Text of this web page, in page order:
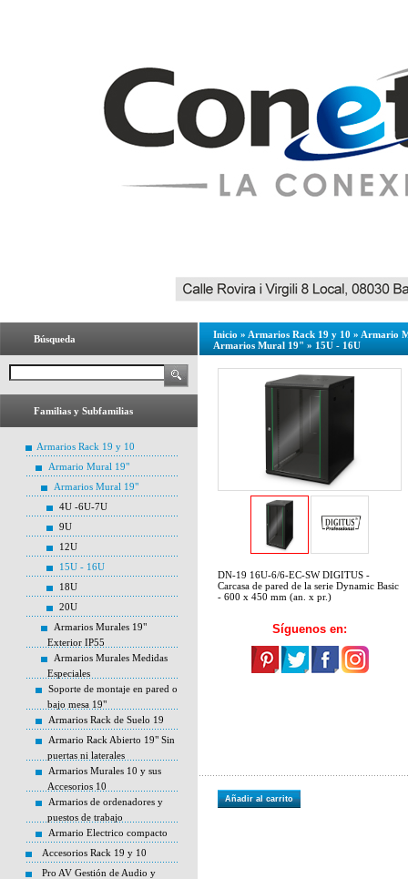
Búsqueda
Familias y Subfamilias
Armarios Rack 19 y 10
Armario Mural 19"
Armarios Mural 19"
4U -6U-7U
9U
12U
15U - 16U
18U
20U
Armarios Murales 19"
Exterior IP55
Armarios Murales Medidas
Especiales
Soporte de montaje en pared o
bajo mesa 19"
Armarios Rack de Suelo 19
Armario Rack Abierto 19" Sin
puertas ni laterales
Armarios Murales 10 y sus
Accesorios 10
Armarios de ordenadores y
puestos de trabajo
Armario Electrico compacto
Accesorios Rack 19 y 10
Pro AV Gestión de Audio y
Inicio » Armarios Rack 19 y 10 » Armario
Armarios Mural 19" » 15U - 16U
DN-19 16U-6/6-EC-SW DIGITUS -
Carcasa de pared de la serie Dynamic Basic
- 600 x 450 mm (an. x pr.)
Síguenos en:
Añadir al carrito